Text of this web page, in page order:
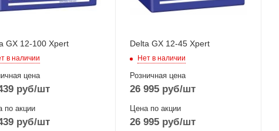
GX 12-100 Xpert
в наличии
цена
руб/шт
по акции
руб/шт
Delta GX 12-45 Xpert
Нет в наличии
Розничная цена
26 995руб/шт
Цена по акции
26 995руб/шт